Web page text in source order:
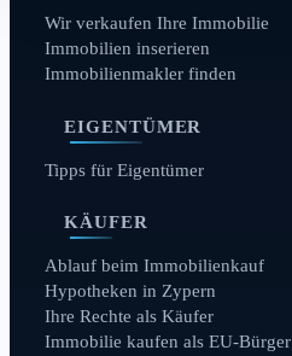
Wir verkaufen Ihre Immobilie
Immobilien inserieren
Immobilienmakler finden
EIGENTÜMER
Tipps für Eigentümer
KÄUFER
Ablauf beim Immobilienkauf
Hypotheken in Zypern
Ihre Rechte als Käufer
Immobilie kaufen als EU-Bürger